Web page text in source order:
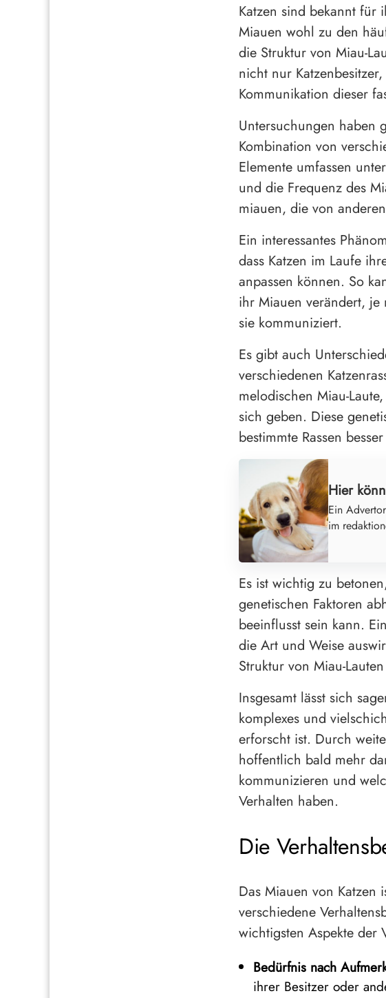
Katzen sind bekannt für
Miauen wohl zu den
die Struktur von Miau-
nicht nur
Kommunikation dieser
Untersuchungen haben
Kombination von
Elemente umfassen
und die Frequenz des
miauen, die von
Ein interessantes
dass Katzen im Laufe
anpassen können. So
ihr Miauen verändert, je
sie kommuniziert.
Es gibt auch
verschiedenen
melodischen Miau-
sich geben. Diese
bestimmte Rassen
Hier
Ein
im
Es ist wichtig zu
genetischen Faktoren
beeinflusst sein kann.
die Art und Weise
Struktur von Miau-
Insgesamt lässt sich
komplexes und
erforscht ist. Durch
hoffentlich bald mehr
kommunizieren und
Verhalten haben.
Die
Das Miauen von Katzen
verschiedene
wichtigsten Aspekte der
Bedürfnis nach
ihrer Besitzer oder